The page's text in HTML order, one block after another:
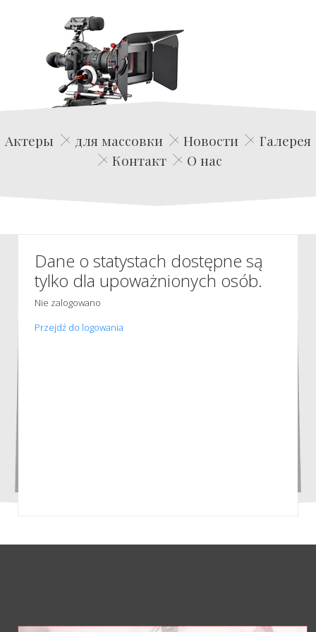
Edwin Film Agencja Aktorska
Актеры для массовки Новости
Галерея
Контакт
О нас
Dane o statystach dostępne są
tylko dla upoważnionych osób.
Nie zalogowano
Przejdź do logowania